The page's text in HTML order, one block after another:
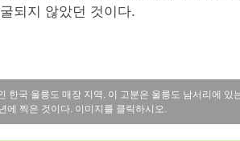
되지 않았던 것이다.
한국 울릉도 매장 지역. 이 고분은 울릉도 남서리에
에 찍은 것이다. 이미지를 클릭하시오.